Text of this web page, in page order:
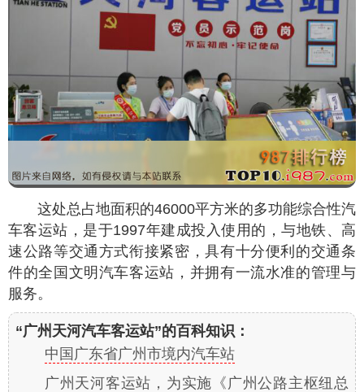
这处总占地面积的46000平方米的多功能综合性汽
车客运站，是于1997年建成投入使用的，与地铁、高
速公路等交通方式衔接紧密，具有十分便利的交通条
件的全国文明汽车客运站，并拥有一流水准的管理与
服务。
“广州天河汽车客运站”的百科知识：
中国广东省广州市境内汽车站
广州天河客运站，为实施《广州公路主枢纽总